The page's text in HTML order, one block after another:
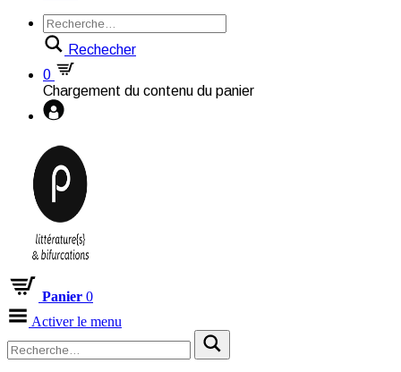
Rechecher
0
Chargement du contenu du panier
Panier 0
Activer le menu